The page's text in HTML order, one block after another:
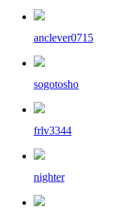
anclever0715
sogotosho
frlv3344
nighter